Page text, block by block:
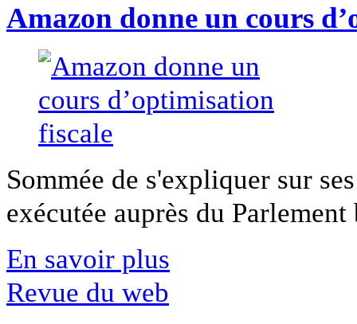
Amazon donne un cours
Sommée de s'expliquer sur
exécutée auprès du
En savoir plus
Revue du web